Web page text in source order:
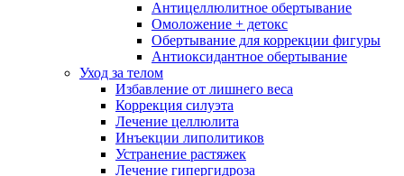
Антицеллюлитное обертывание
Омоложение + детокс
Обертывание для коррекции фигуры
Антиоксидантное обертывание
Уход за телом
Избавление от лишнего веса
Коррекция силуэта
Лечение целлюлита
Инъекции липолитиков
Устранение растяжек
Лечение гипергидроза